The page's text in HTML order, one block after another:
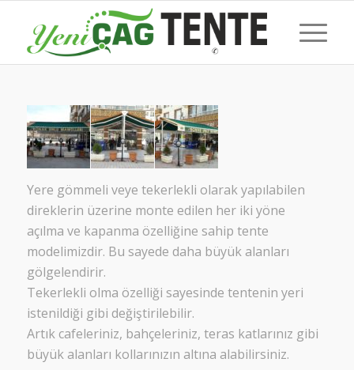
Yere gömmeli veye tekerlekli olarak yapılabilen
direklerin üzerine monte edilen her iki yöne
açılma ve kapanma özelliğine sahip tente
modelimizdir. Bu sayede daha büyük alanları
gölgelendirir.
Tekerlekli olma özelliği sayesinde tentenin yeri
istenildiği gibi değiştirilebilir.
Artık cafeleriniz, bahçeleriniz, teras katlarınız gibi
büyük alanları kollarınızın altına alabilirsiniz.